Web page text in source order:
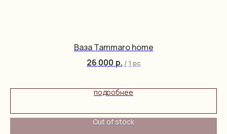
Ваза Tammaro home
26 000 р. / 1 pc
подробнее
Out of stock